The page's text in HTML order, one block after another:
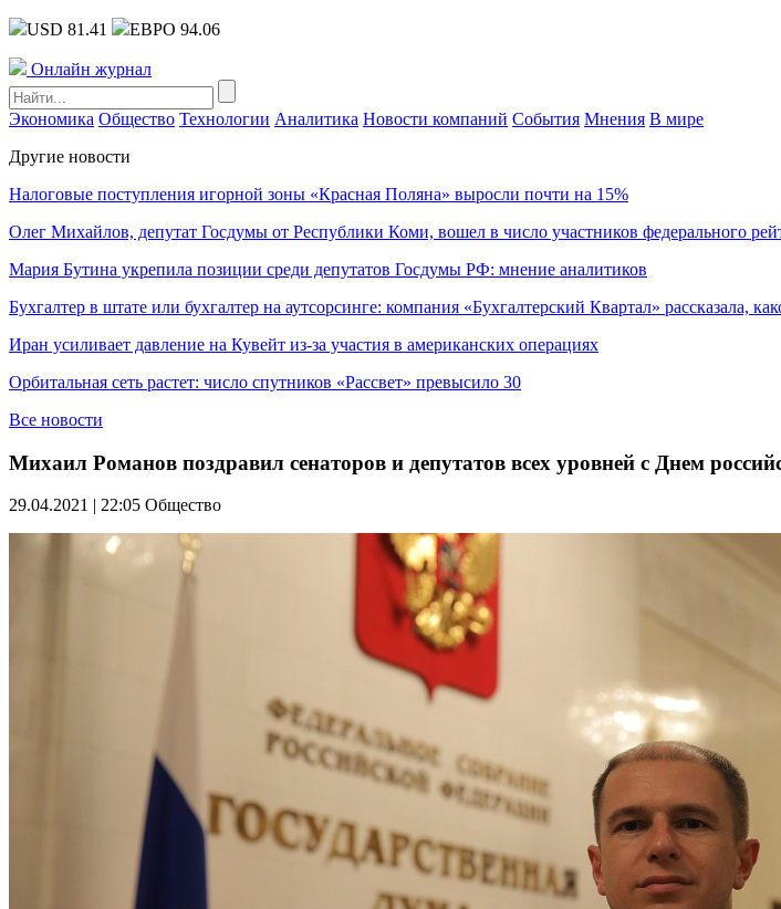
USD 81.41 ЕВРО 94.06
Онлайн журнал
Экономика Общество Технологии Аналитика Новости компаний События Мнения В мире
Другие новости
Налоговые поступления игорной зоны «Красная Поляна» выросли почти на 15%
Олег Михайлов, депутат Госдумы от Республики Коми, вошел в число участников федерального
Мария Бутина укрепила позиции среди депутатов Госдумы РФ: мнение аналитиков
Бухгалтер в штате или бухгалтер на аутсорсинге: компания «Бухгалтерский Квартал» рассказала,
Иран усиливает давление на Кувейт из-за участия в американских операциях
Орбитальная сеть растет: число спутников «Рассвет» превысило 30
Все новости
Михаил Романов поздравил сенаторов и депутатов всех уровней с Днем
29.04.2021 | 22:05 Общество